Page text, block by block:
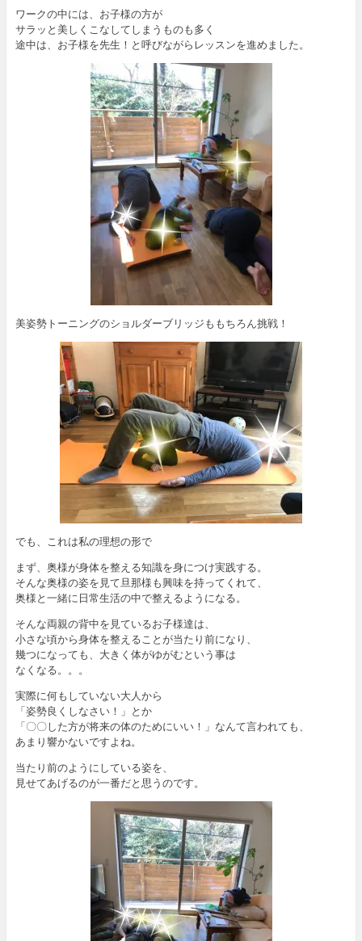
ワークの中には、お子様の方が
サラッと美しくこなしてしまうものも多く
途中は、お子様を先生！と呼びながらレッスンを進めました。
美姿勢トーニングのショルダーブリッジももちろん挑戦！
でも、これは私の理想の形で
まず、奥様が身体を整える知識を身につけ実践する。
そんな奥様の姿を見て旦那様も興味を持ってくれて、
奥様と一緒に日常生活の中で整えるようになる。
そんな両親の背中を見ているお子様達は、
小さな頃から身体を整えることが当たり前になり、
幾つになっても、大きく体がゆがむという事は
なくなる。。。
実際に何もしていない大人から
「姿勢良くしなさい！」とか
「〇〇した方が将来の体のためにいい！」なんて言われても、
あまり響かないですよね。
当たり前のようにしている姿を、
見せてあげるのが一番だと思うのです。